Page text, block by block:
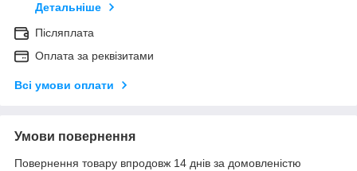
Детальніше
Післяплата
Оплата за реквізитами
Всі умови оплати
Умови повернення
Повернення товару впродовж 14 днів за домовленістю